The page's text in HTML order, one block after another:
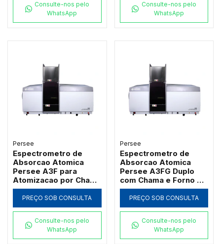
Consulte-nos pelo
WhatsApp
Consulte-nos pelo
WhatsApp
Persee
Espectrometro de
Absorcao Atomica
Persee A3F para
Atomizacao por Chama
com Queimador de
Titanio
PREÇO SOB CONSULTA
Consulte-nos pelo
WhatsApp
Persee
Espectrometro de
Absorcao Atomica
Persee A3FG Duplo
com Chama e Forno de
Grafite Transversal
PREÇO SOB CONSULTA
Consulte-nos pelo
WhatsApp